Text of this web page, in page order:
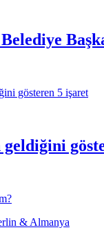
geldiğini
& Almanya